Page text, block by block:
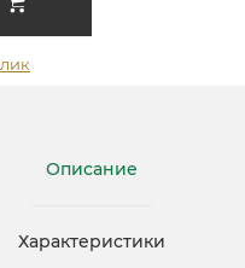
Описание
Характеристики